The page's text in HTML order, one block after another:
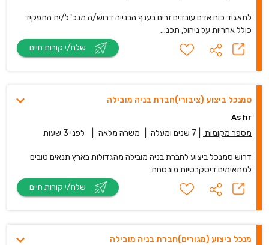
לתאגיד כוח אדם עובדים זרים בענף הבנייה דרוש/ה מנכ"ל/ית התפקיד
כולל אחריות על ניהול, תכנ...
סמנכל ביצוע (ציבורי)חברת בניה מובילה
As hr
מספר מקומות 7 שנים ומעלה משרה מלאה לפני 3 שעות
דרוש סמנכל ביצוע לחברת בניה מובילה מהגדולות בארץ תנאים טובים
למתאימים דיסקרטיות מובטחת
מנכל ביצוע (מגורים)חברת בניה מובילה